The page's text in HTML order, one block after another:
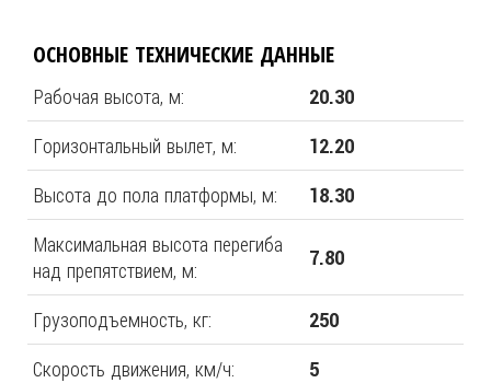
ОСНОВНЫЕ ТЕХНИЧЕСКИЕ ДАННЫЕ
Рабочая высота, м: 20.30
Горизонтальный вылет, м: 12.20
Высота до пола платформы, м: 18.30
Максимальная высота перегиба
над препятствием, м:
7.80
Грузоподъемность, кг: 250
Скорость движения, км/ч: 5